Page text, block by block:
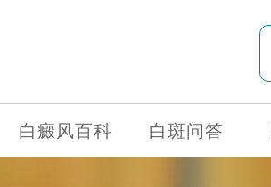
白癜风百科 白斑问答